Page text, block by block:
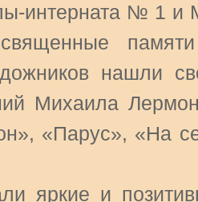
интерната № 1
нашли
Михаила
«Парус», «На
яркие и